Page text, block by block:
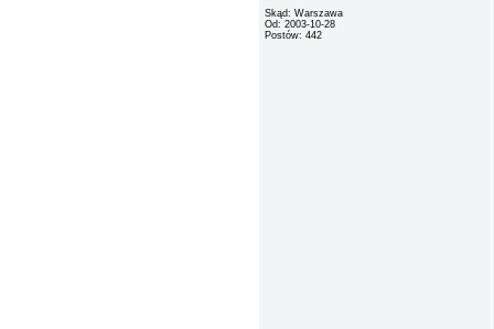
Skąd: Warszawa
Od: 2003-10-28
Postów: 442